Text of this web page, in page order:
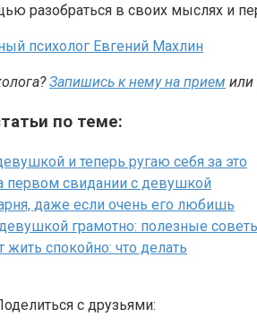
разобраться в своих мыслях и
психолог Евгений Махлин
Запишись к нему на прием или
по теме:
и теперь ругаю себя за это
первом свидании с девушкой
даже если очень его любишь
девушкой грамотно: полезные
спокойно: что делать
с друзьями: